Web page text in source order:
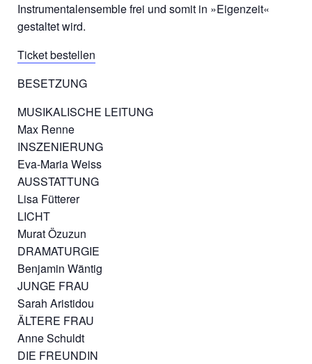
Instrumentalensemble frei und somit in »Eigenzeit«
gestaltet wird.
Ticket bestellen
BESETZUNG
MUSIKALISCHE LEITUNG
Max Renne
INSZENIERUNG
Eva-Maria Weiss
AUSSTATTUNG
Lisa Fütterer
LICHT
Murat Özuzun
DRAMATURGIE
Benjamin Wäntig
JUNGE FRAU
Sarah Aristidou
ÄLTERE FRAU
Anne Schuldt
DIE FREUNDIN